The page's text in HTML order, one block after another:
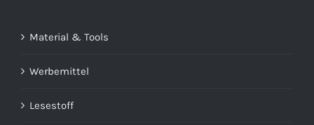
Material & Tools
Werbemittel
Lesestoff